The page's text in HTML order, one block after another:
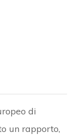
di
un rapporto,